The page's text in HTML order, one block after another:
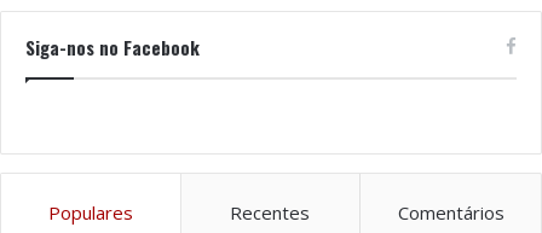
Siga-nos no Facebook
Populares Recentes Comentários